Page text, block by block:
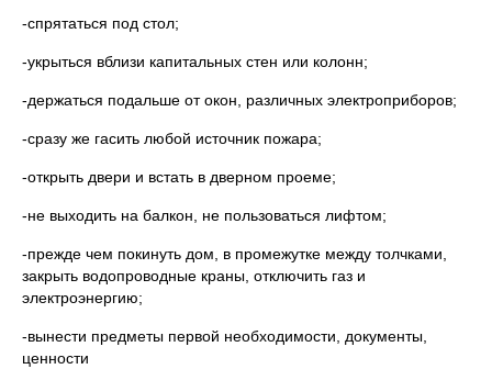
-спрятаться под стол;
-укрыться вблизи капитальных стен или колонн;
-держаться подальше от окон, различных электроприборов;
-сразу же гасить любой источник пожара;
-открыть двери и встать в дверном проеме;
-не выходить на балкон, не пользоваться лифтом;
-прежде чем покинуть дом, в промежутке между толчками,
закрыть водопроводные краны, отключить газ и
электроэнергию;
-вынести предметы первой необходимости, документы,
ценности